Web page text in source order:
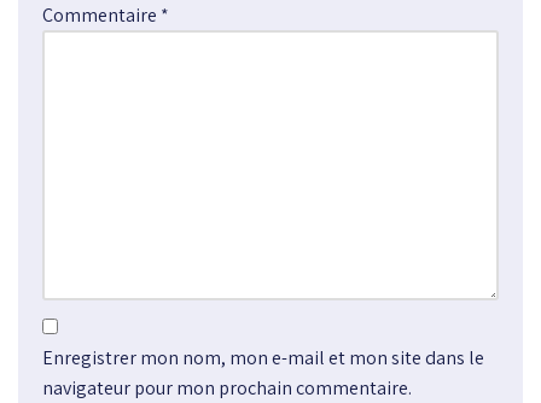
Commentaire *
Enregistrer mon nom, mon e-mail et mon site dans le
navigateur pour mon prochain commentaire.